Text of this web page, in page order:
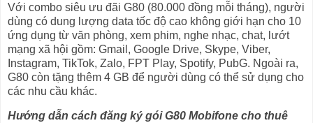
Với combo siêu ưu đãi G80 (80.000 đồng mỗi tháng), người
dùng có dung lượng data tốc độ cao không giới hạn cho 10
ứng dụng từ văn phòng, xem phim, nghe nhạc, chat, lướt
mạng xã hội gồm: Gmail, Google Drive, Skype, Viber,
Instagram, TikTok, Zalo, FPT Play, Spotify, PubG. Ngoài ra,
G80 còn tặng thêm 4 GB để người dùng có thể sử dụng cho
các nhu cầu khác.
Hướng dẫn cách đăng ký gói G80 Mobifone cho thuê